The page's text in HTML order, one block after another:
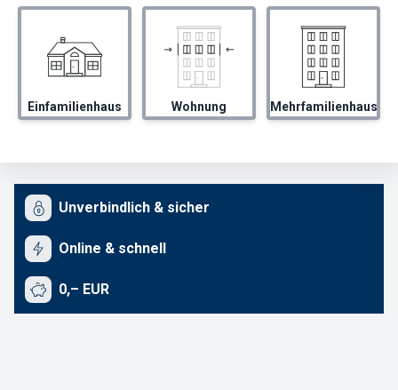
Einfamilienhaus Wohnung Mehrfamilienhaus
Unverbindlich & sicher
Online & schnell
0,– EUR